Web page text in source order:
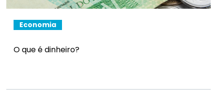
Economia
O que é dinheiro?